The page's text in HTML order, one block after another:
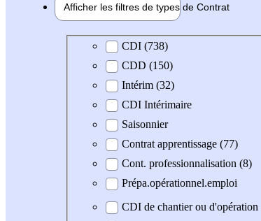
Afficher les filtres de types de Contrat
Type de contratCDI (738)
CDD (150)
Intérim (32)
CDI Intérimaire
Saisonnier
Contrat apprentissage (77)
Cont. professionnalisation (8)
Prépa.opérationnel.emploi
CDI de chantier ou d'opération